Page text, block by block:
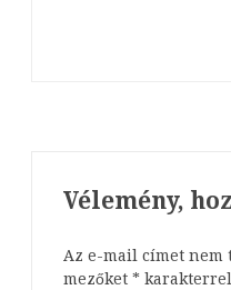
Vélemény,
Az e-mail címet nem
mezőket *